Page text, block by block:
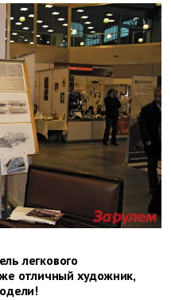
легкового
отличный художник,